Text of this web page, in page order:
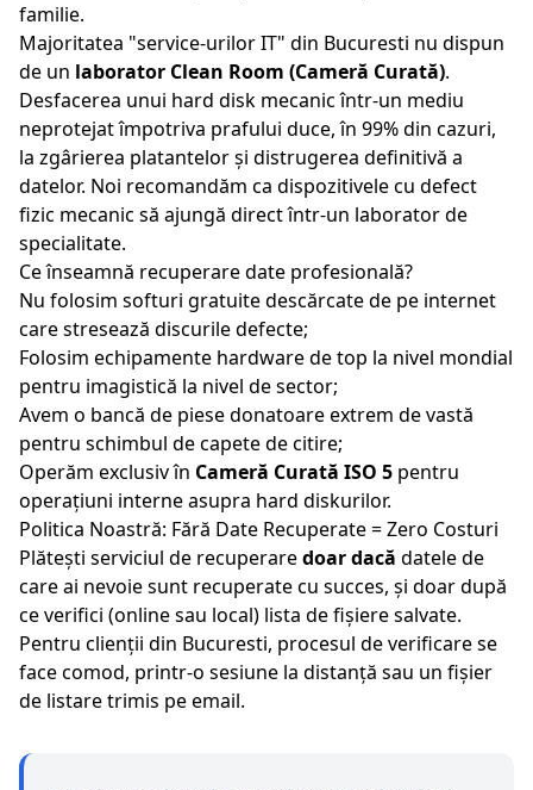
familie.
Majoritatea "service-urilor IT" din Bucuresti nu dispun
de un laborator Clean Room (Cameră Curată).
Desfacerea unui hard disk mecanic într-un mediu
neprotejat împotriva prafului duce, în 99% din cazuri,
la zgârierea platantelor și distrugerea definitivă a
datelor. Noi recomandăm ca dispozitivele cu defect
fizic mecanic să ajungă direct într-un laborator de
specialitate.
Ce înseamnă recuperare date profesională?
Nu folosim softuri gratuite descărcate de pe internet
care stresează discurile defecte;
Folosim echipamente hardware de top la nivel mondial
pentru imagistică la nivel de sector;
Avem o bancă de piese donatoare extrem de vastă
pentru schimbul de capete de citire;
Operăm exclusiv în Cameră Curată ISO 5 pentru
operațiuni interne asupra hard diskurilor.
Politica Noastră: Fără Date Recuperate = Zero Costuri
Plătești serviciul de recuperaredoar dacă datele de
care ai nevoie sunt recuperate cu succes, și doar după
ce verifici (online sau local) lista de fișiere salvate.
Pentru clienții din Bucuresti, procesul de verificare se
face comod, printr-o sesiune la distanță sau un fișier
de listare trimis pe email.